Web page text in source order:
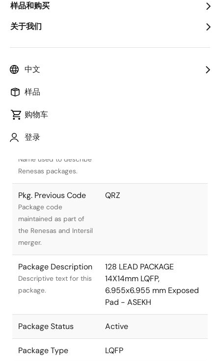
样品和购买
关于我们
中文
样品
购物车
登录
Name used to describe
Renesas packages.
Pkg. Previous Code
Package code
maintained as part of
the Renesas and Intersil
merger.
QRZ
Package Description
Descriptive text for this
package.
128 LEAD PACKAGE
14X14mm LQFP,
6.955x6.955 mm Exposed
Pad - ASEKH
Package Status Active
Package Type LQFP